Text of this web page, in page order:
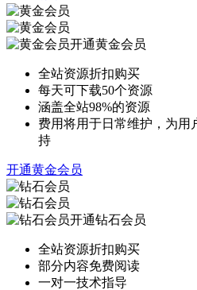
开通黄金会员
全站资源折扣购买
每天可下载50个资源
涵盖全站98%的资源
费用将用于日常维护，为用
持
开通黄金会员
开通钻石会员
全站资源折扣购买
部分内容免费阅读
一对一技术指导